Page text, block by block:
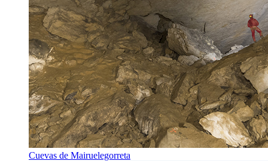
Cuevas de Mairuelegorreta